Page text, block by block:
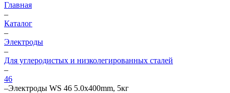
Главная
–
Каталог
–
Электроды
–
Для углеродистых и низколегированных сталей
–
46
–Электроды WS 46 5.0х400mm, 5кг